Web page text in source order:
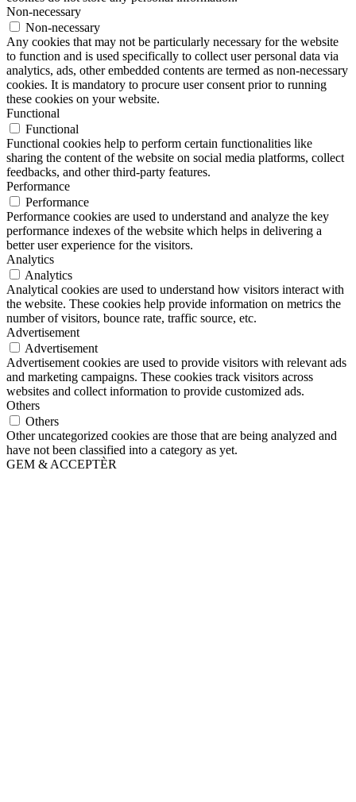
Non-necessary
Non-necessary
Any cookies that may not be particularly necessary for the website
to function and is used specifically to collect user personal data via
analytics, ads, other embedded contents are termed as non-necessary
cookies. It is mandatory to procure user consent prior to running
these cookies on your website.
Functional
Functional
Functional cookies help to perform certain functionalities like
sharing the content of the website on social media platforms, collect
feedbacks, and other third-party features.
Performance
Performance
Performance cookies are used to understand and analyze the key
performance indexes of the website which helps in delivering a
better user experience for the visitors.
Analytics
Analytics
Analytical cookies are used to understand how visitors interact with
the website. These cookies help provide information on metrics the
number of visitors, bounce rate, traffic source, etc.
Advertisement
Advertisement
Advertisement cookies are used to provide visitors with relevant ads
and marketing campaigns. These cookies track visitors across
websites and collect information to provide customized ads.
Others
Others
Other uncategorized cookies are those that are being analyzed and
have not been classified into a category as yet.
GEM & ACCEPTÈR